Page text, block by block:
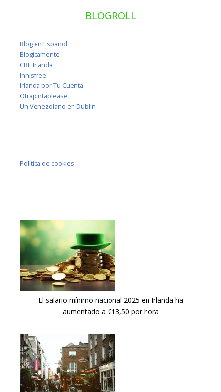
BLOGROLL
Blog en Español
Blogicamente
CRE Irlanda
Innisfree
Irlanda por Tu Cuenta
Otrapintaplease
Un Venezolano en Dublín
Política de cookies
El salario mínimo nacional 2025 en Irlanda ha
aumentado a €13,50 por hora